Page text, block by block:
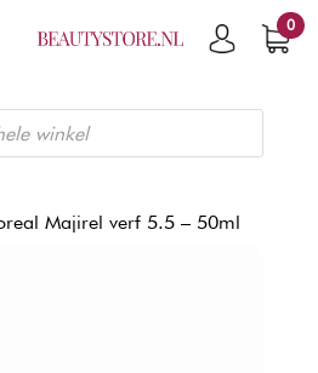
0
Majirel verf 5.5 – 50ml